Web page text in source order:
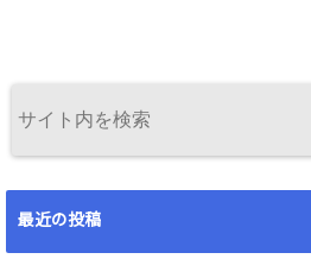
最近の投稿